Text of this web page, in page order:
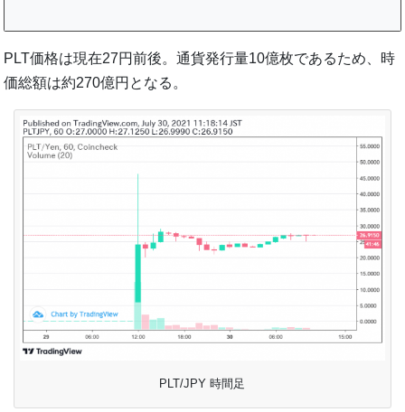
PLT価格は現在27円前後。通貨発行量10億枚であるため、時
価総額は約270億円となる。
PLT/JPY 時間足